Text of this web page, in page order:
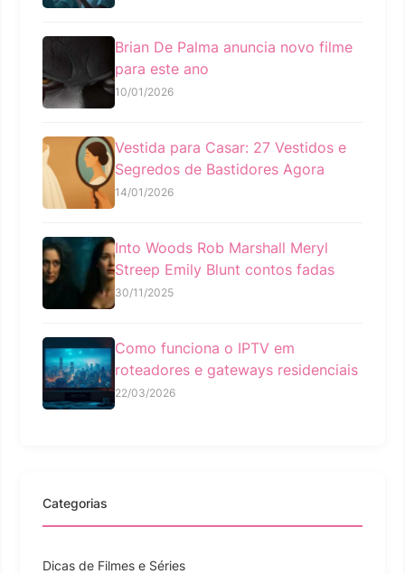
Brian De Palma anuncia novo filme
para este ano
10/01/2026
Vestida para Casar: 27 Vestidos e
Segredos de Bastidores Agora
14/01/2026
Into Woods Rob Marshall Meryl
Streep Emily Blunt contos fadas
30/11/2025
Como funciona o IPTV em
roteadores e gateways residenciais
22/03/2026
Categorias
Dicas de Filmes e Séries